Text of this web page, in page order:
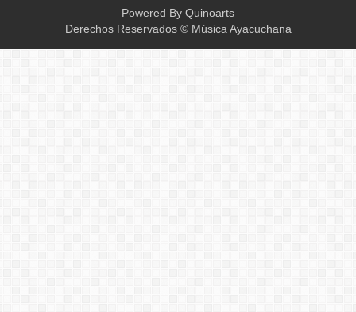
Powered By Quinoarts
Derechos Reservados © Música Ayacuchana